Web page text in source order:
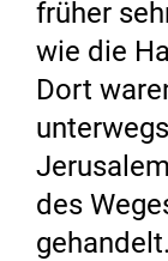
früher
wie die
Dort
des